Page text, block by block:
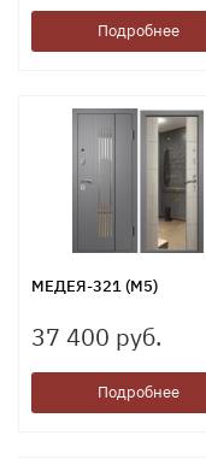
Подробнее
МЕДЕЯ-321 (М5)
37 400 руб.
Подробнее